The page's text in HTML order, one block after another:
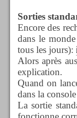
Sorties
Encore des
dans le
tous les jours):
Alors après
explication.
Quand on
dans la
La sortie